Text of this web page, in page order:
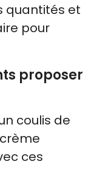
quantités et
pour
proposer
coulis de
ces